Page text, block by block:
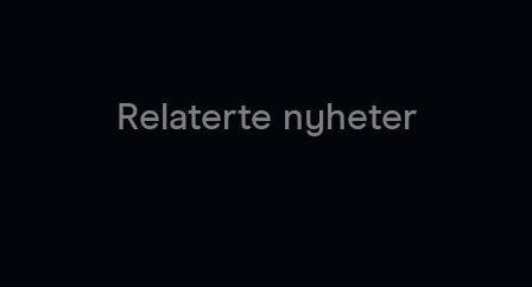
Relaterte nyheter